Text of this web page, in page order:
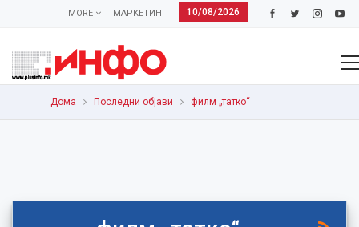
10/08/2026
МАРКЕТИНГ
MORE
Дома Последни објави филм „татко“